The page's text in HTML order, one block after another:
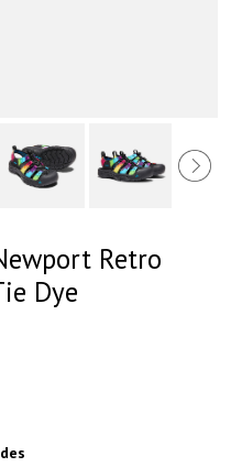
Retro
Dye